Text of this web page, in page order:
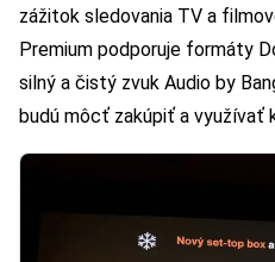
zážitok sledovania TV a
Premium podporuje formáty
silný a čistý zvuk Audio by
budú môcť zakúpiť a využívať